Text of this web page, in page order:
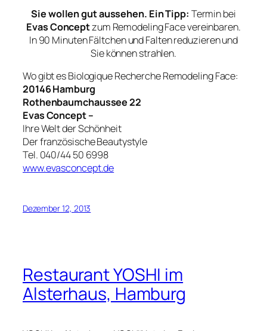
Sie wollen gut aussehen. Ein Tipp: Termin bei
Evas Conceptzum Remodeling Face vereinbaren.
In 90 Minuten Fältchen und Falten reduzieren und
Sie können strahlen.
Wo gibt es Biologique Recherche Remodeling Face:
20146 Hamburg
Rothenbaumchaussee 22
Evas Concept –
Ihre Welt der Schönheit
Der französische Beautystyle
Tel. 040/44 50 6998
www.evasconcept.de
Dezember 12, 2013
Restaurant YOSHI im
Alsterhaus, Hamburg